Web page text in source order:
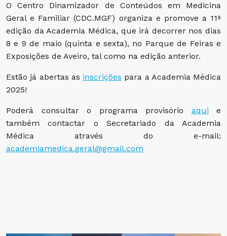
O Centro Dinamizador de Conteúdos em Medicina
Geral e Familiar (CDC.MGF) organiza e promove a 11ª
edição da Academia Médica, que irá decorrer nos dias
8 e 9 de maio (quinta e sexta), no Parque de Feiras e
Exposições de Aveiro, tal como na edição anterior.
Estão já abertas as inscrições para a Academia Médica
2025!
Poderá consultar o programa provisório aqui e
também contactar o Secretariado da Academia
Médica através do e-mail:
academiamedica.geral@gmail.com